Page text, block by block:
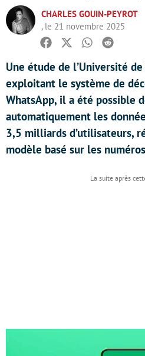
CHARLES GOUIN-PEYROT
, le 21 novembre 2025
Facebook
TwitterWhatsapp
Reddit
Une étude de l’Université
exploitant le système de
WhatsApp, il a été possible
automatiquement les
3,5 milliards d’utilisateurs,
modèle basé sur les